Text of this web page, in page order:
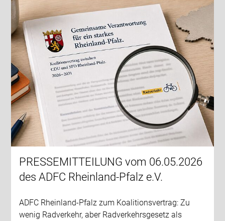
PRESSEMITTEILUNG vom 06.05.2026
des ADFC Rheinland-Pfalz e.V.
ADFC Rheinland-Pfalz zum Koalitionsvertrag: Zu
wenig Radverkehr, aber Radverkehrsgesetz als